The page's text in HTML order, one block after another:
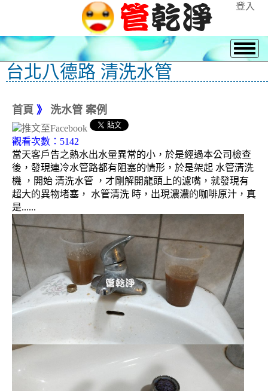
登入
台北八德路 清洗水管
首頁 》 洗水管 案例
觀看次數：5142
當天客戶告之熱水出水量異常的小，於是經過本公司檢查
後，發現連冷水管路都有阻塞的情形，於是架起 水管清洗
機 ，開始 清洗水管 ，才剛解開龍頭上的濾嘴，就發現有
超大的異物堵塞， 水管清洗 時，出現濃濃的咖啡原汁，真
是......